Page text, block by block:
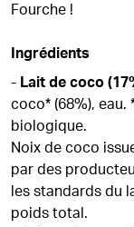
Fourche !
Ingrédients
- Lait de coco
coco* (68%),
biologique.
Noix de coco
par des
les standards du
poids total.